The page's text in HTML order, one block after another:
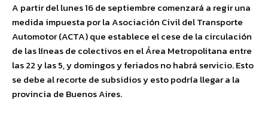
A partir del lunes 16 de septiembre comenzará a regir una
medida impuesta por la Asociación Civil del Transporte
Automotor (ACTA) que establece el cese de la circulación
de las líneas de colectivos en el Área Metropolitana entre
las 22 y las 5, y domingos y feriados no habrá servicio. Esto
se debe al recorte de subsidios y esto podría llegar a la
provincia de Buenos Aires.